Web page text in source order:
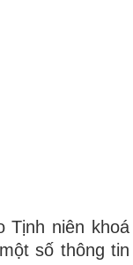
niên khoá
số thông tin